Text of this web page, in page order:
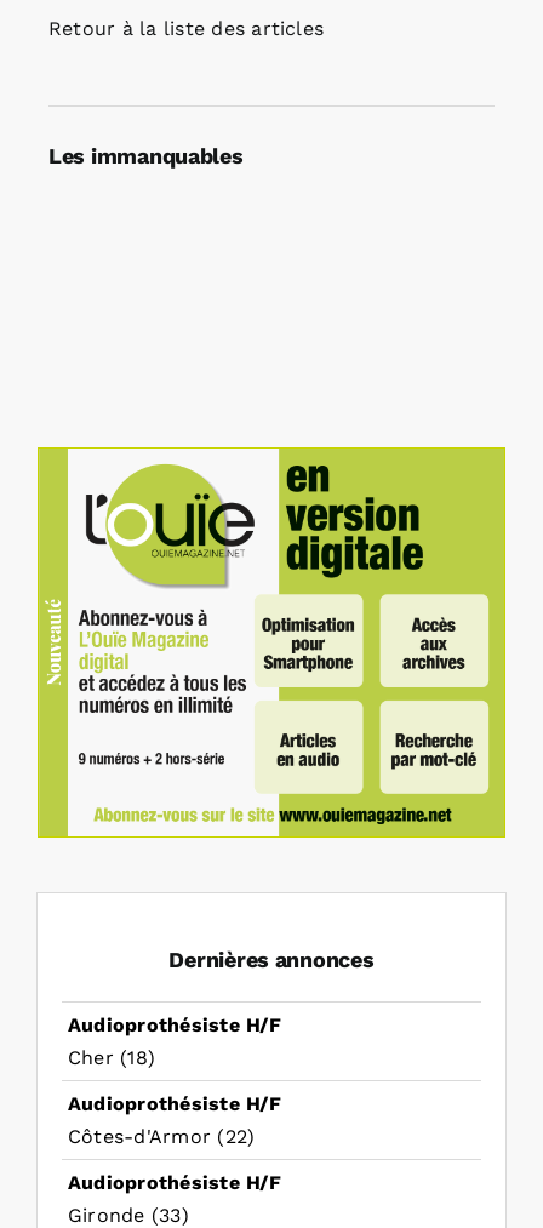
Retour à la liste des articles
Les immanquables
Dernières annonces
Audioprothésiste H/F
Cher (18)
Audioprothésiste H/F
Côtes-d'Armor (22)
Audioprothésiste H/F
Gironde (33)